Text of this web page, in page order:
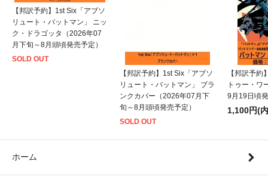
【邦訳予約】1st Six「アブソ
リュート・バットマン」 ニッ
ク・ドラゴッタ（2026年07
月下旬～8月頭頃発売予定）
SOLD OUT
【邦訳予約】1st Six「アブソ
リュート・バットマン」 ブラ
ンクカバー（2026年07月下
旬～8月頭頃発売予定）
SOLD OUT
【邦訳予約
トゥー・ワ
9月19日頃
1,100円(
ホーム